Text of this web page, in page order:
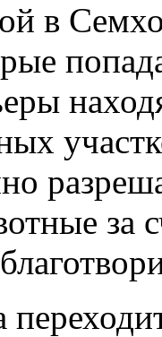
в
за